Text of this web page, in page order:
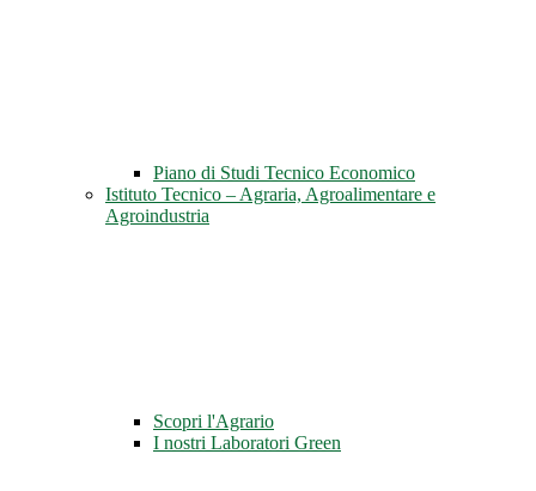
Piano di Studi Tecnico Economico
Istituto Tecnico – Agraria, Agroalimentare e
Agroindustria
Scopri l'Agrario
I nostri Laboratori Green